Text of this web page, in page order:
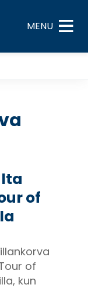
MENU
of
of
kun